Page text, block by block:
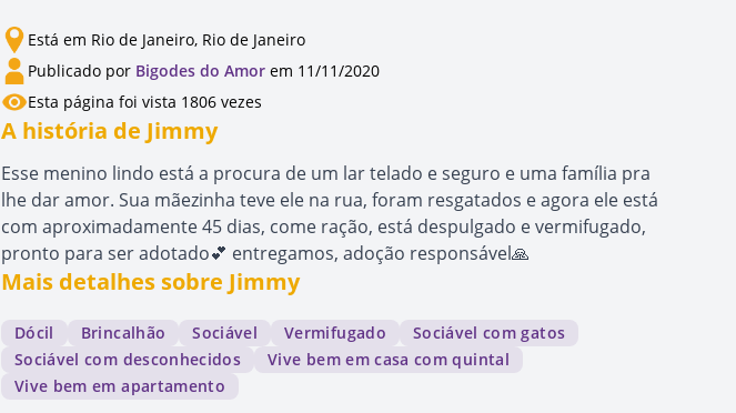
Está em Rio de Janeiro, Rio de Janeiro
Publicado por Bigodes do Amor em 11/11/2020
Esta página foi vista 1806 vezes
A história de Jimmy
Esse menino lindo está a procura de um lar telado e seguro e uma família pra
lhe dar amor. Sua mãezinha teve ele na rua, foram resgatados e agora ele está
com aproximadamente 45 dias, come ração, está despulgado e vermifugado,
pronto para ser adotado💕 entregamos, adoção responsável🙏
Mais detalhes sobre Jimmy
Dócil Brincalhão Sociável Vermifugado
Sociável com gatos
Sociável com desconhecidos
Vive bem em casa com quintal
Vive bem em apartamento